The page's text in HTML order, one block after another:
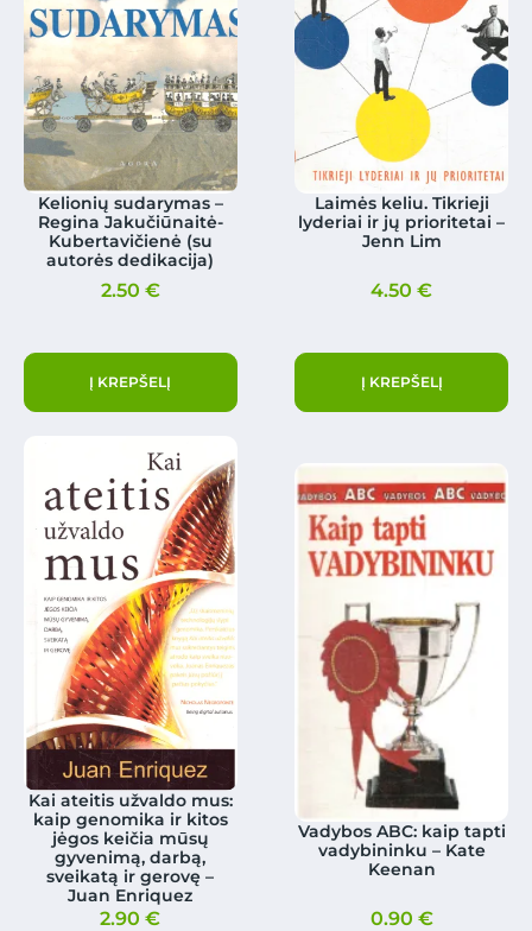
Kelionių sudarymas –
Regina Jakučiūnaitė-
Kubertavičienė (su
autorės dedikacija)
2.50 €
Į KREPŠELĮ
Laimės keliu. Tikrieji
lyderiai ir jų prioritetai –
Jenn Lim
4.50€
Į KREPŠELĮ
Kai ateitis užvaldo mus:
kaip genomika ir kitos
jėgos keičia mūsų
gyvenimą, darbą,
sveikatą ir gerovę –
Juan Enriquez
2.90€
Vadybos ABC: kaip tapti
vadybininku – Kate
Keenan
0.90 €